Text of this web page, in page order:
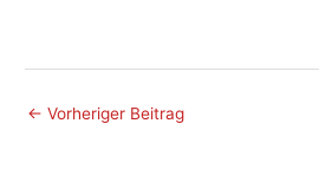
← Vorheriger Beitrag